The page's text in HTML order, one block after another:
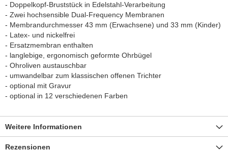
- Doppelkopf-Bruststück in Edelstahl-Verarbeitung
- Zwei hochsensible Dual-Frequency Membranen
- Membrandurchmesser 43 mm (Erwachsene) und 33 mm (Kinder)
- Latex- und nickelfrei
- Ersatzmembran enthalten
- langlebige, ergonomisch geformte Ohrbügel
- Ohroliven austauschbar
- umwandelbar zum klassischen offenen Trichter
- optional mit Gravur
- optional in 12 verschiedenen Farben
Weitere Informationen
Rezensionen